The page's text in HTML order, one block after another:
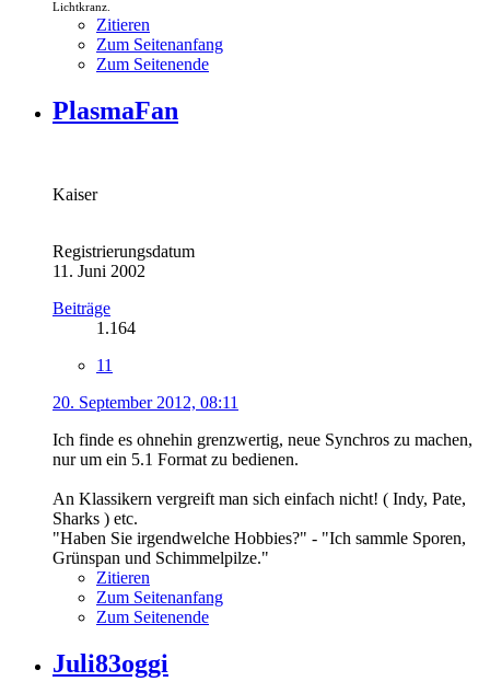
Lichtkranz.
Zitieren
Zum Seitenanfang
Zum Seitenende
PlasmaFan
Kaiser
Registrierungsdatum
11. Juni 2002
Beiträge
1.164
11
20. September 2012, 08:11
Ich finde es ohnehin grenzwertig, neue Synchros zu machen,
nur um ein 5.1 Format zu bedienen.
An Klassikern vergreift man sich einfach nicht! ( Indy, Pate,
Sharks ) etc.
"Haben Sie irgendwelche Hobbies?" - "Ich sammle Sporen,
Grünspan und Schimmelpilze."
Zitieren
Zum Seitenanfang
Zum Seitenende
Juli83oggi